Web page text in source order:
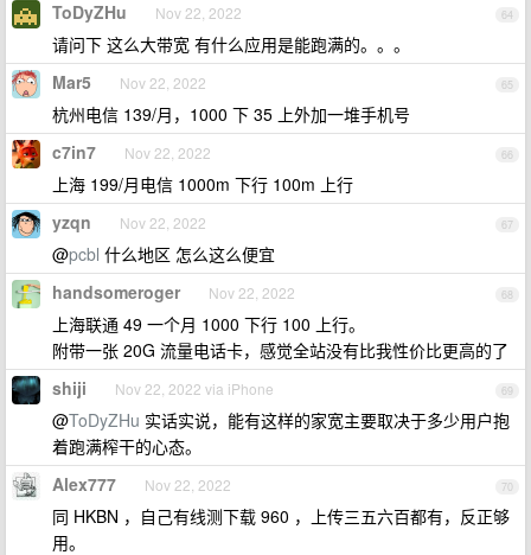
64
ToDyZHu Nov 22, 2022
请问下 这么大带宽 有什么应用是能跑满的。。。
65
Mar5 Nov 22, 2022
杭州电信 139/月，1000 下 35 上外加一堆手机号
66
c7in7 Nov 22, 2022
上海 199/月电信 1000m 下行 100m 上行
67
yzqn Nov 22, 2022
@pcbl 什么地区 怎么这么便宜
68
handsomeroger Nov 22, 2022
上海联通 49 一个月 1000 下行 100 上行。
附带一张 20G 流量电话卡，感觉全站没有比我性价比更高的了
69
shiji Nov 22, 2022 via iPhone
@ToDyZHu 实话实说，能有这样的家宽主要取决于多少用户抱
着跑满榨干的心态。
70
Alex777 Nov 22, 2022
同 HKBN ，自己有线测下载 960 ，上传三五六百都有，反正够
用。